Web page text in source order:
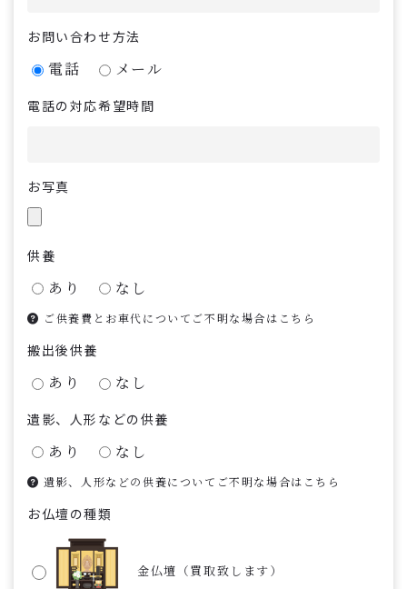
お問い合わせ方法
電話 メール
電話の対応希望時間
お写真
供養
あり なし
ご供養費とお車代についてご不明な場合はこちら
搬出後供養
あり なし
遺影、人形などの供養
あり なし
遺影、人形などの供養についてご不明な場合はこちら
お仏壇の種類
金仏壇（買取致します）